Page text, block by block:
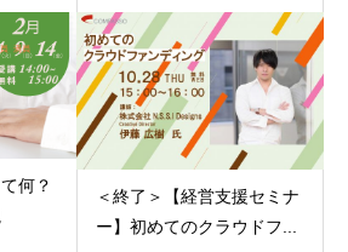
何？
＜終了＞【経営支援セミナ
ー】初めてのクラウドフ...